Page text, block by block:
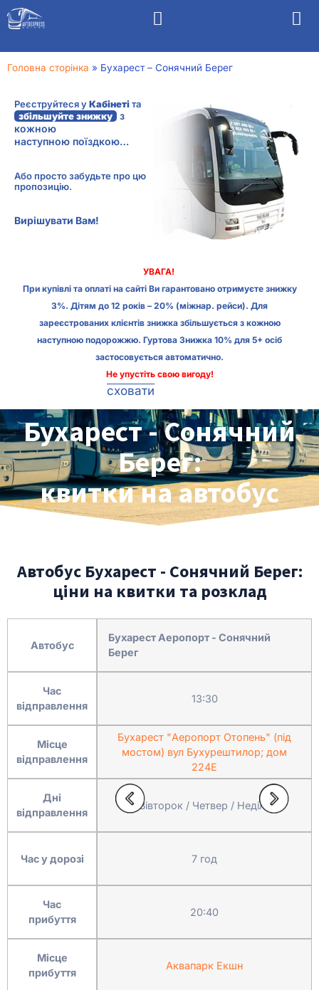
Головна сторінка » Бухарест – Сонячний Берег
Реєструйтеся уКабінетіта
збільшуйте знижку з
кожною
наступною поїздкою…
Або просто забудьте про цю
пропозицію.
Вирішувати Вам!
УВАГА!
При купівлі та оплаті на сайті Ви гарантовано отримуєте знижку
3%. Дітям до 12 років – 20% (міжнар. рейси). Для
зареєстрованих клієнтів знижка збільшується з кожною
наступною подорожжю. Гуртова Знижка 10% для 5+ осіб
застосовується автоматично.
Не упустіть свою вигоду!
сховати
Бухарест - Сонячний
Берег:
квитки на автобус
Автобус Бухарест - Сонячний Берег:
ціни на квитки та розклад
Автобус
Час
відправлення
Місце
відправлення
Дні
відправлення
Час у дорозі
Час
прибуття
Місце
прибуття
Бухарест Аеропорт - Сонячний
Берег
13:30
Бухарест "Аеропорт Отопень" (під
мостом) вул Бухурештилор; дом
224Е
Вівторок / Четвер / Неділя
7 год
20:40
Аквапарк Екшн